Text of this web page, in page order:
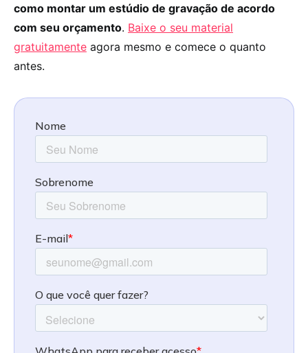
como montar um estúdio de gravação de acordo
com seu orçamento. Baixe o seu material
gratuitamente agora mesmo e comece o quanto
antes.